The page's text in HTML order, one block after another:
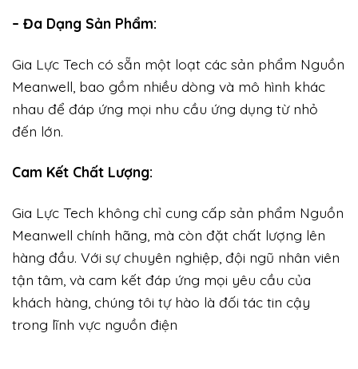
– Đa Dạng Sản Phẩm:
Gia Lực Tech có sẵn một loạt các sản phẩm Nguồn
Meanwell, bao gồm nhiều dòng và mô hình khác
nhau để đáp ứng mọi nhu cầu ứng dụng từ nhỏ
đến lớn.
Cam Kết Chất Lượng:
Gia Lực Tech không chỉ cung cấp sản phẩm Nguồn
Meanwell chính hãng, mà còn đặt chất lượng lên
hàng đầu. Với sự chuyên nghiệp, đội ngũ nhân viên
tận tâm, và cam kết đáp ứng mọi yêu cầu của
khách hàng, chúng tôi tự hào là đối tác tin cậy
trong lĩnh vực nguồn điện